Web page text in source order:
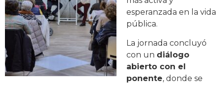
esperanzada en la vida
pública.
La jornada concluyó
con un diálogo
abierto con el
ponente, donde se